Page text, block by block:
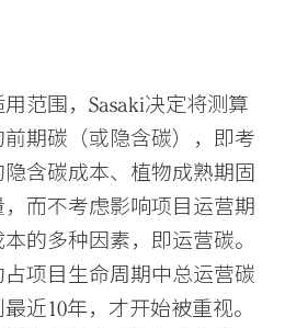
范围，Sasaki决定将测算
期碳（或隐含碳），即考
含碳成本、植物成熟期固
而不考虑影响项目运营期
的多种因素，即运营碳。
项目生命周期中总运营碳
近10年，才开始被重视。